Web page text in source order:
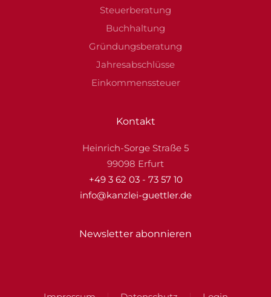
Steuerberatung
Buchhaltung
Gründungsberatung
Jahresabschlüsse
Einkommenssteuer
Kontakt
Heinrich-Sorge Straße 5
99098 Erfurt
+49 3 62 03 - 73 57 10
info@kanzlei-guettler.de
Newsletter abonnieren